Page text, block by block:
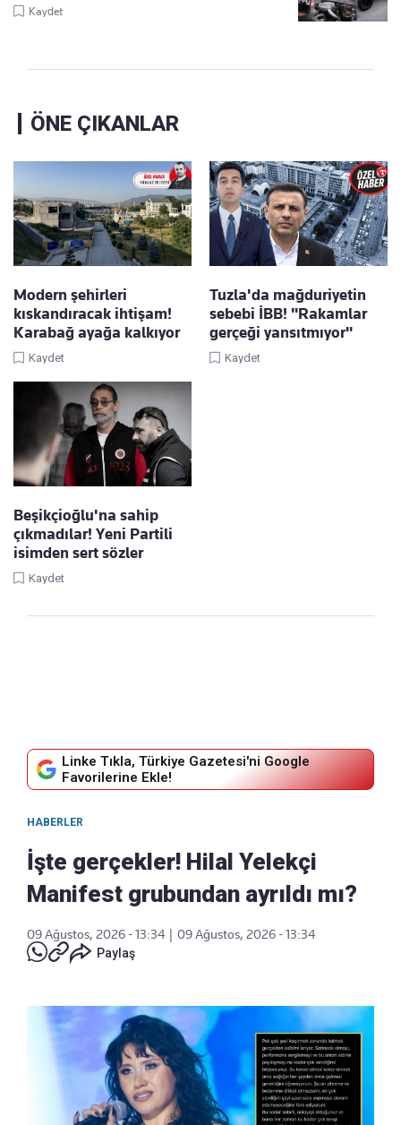
Kaydet
ÖNE ÇIKANLAR
Modern şehirleri
kıskandıracak ihtişam!
Karabağ ayağa kalkıyor
Kaydet
Tuzla'da mağduriyetin
sebebi İBB! "Rakamlar
gerçeği yansıtmıyor"
Kaydet
Beşikçioğlu'na sahip
çıkmadılar! Yeni Partili
isimden sert sözler
Kaydet
Linke Tıkla, Türkiye Gazetesi'ni Google
Favorilerine Ekle!
HABERLER
İşte gerçekler! Hilal Yelekçi
Manifest grubundan ayrıldı mı?
09 Ağustos, 2026 - 13:34
09 Ağustos, 2026 - 13:34
Paylaş